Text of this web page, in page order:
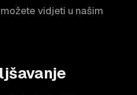
vidjeti u našim